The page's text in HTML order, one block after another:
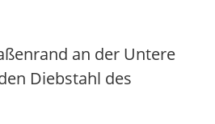
an der Untere
Diebstahl des